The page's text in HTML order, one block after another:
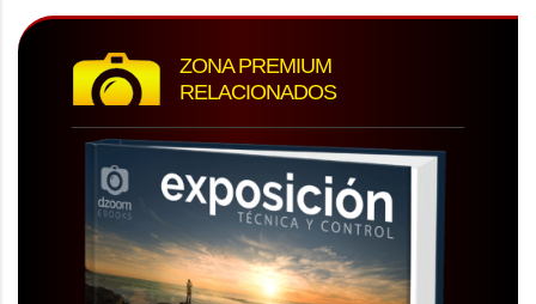
ZONA PREMIUM
RELACIONADOS